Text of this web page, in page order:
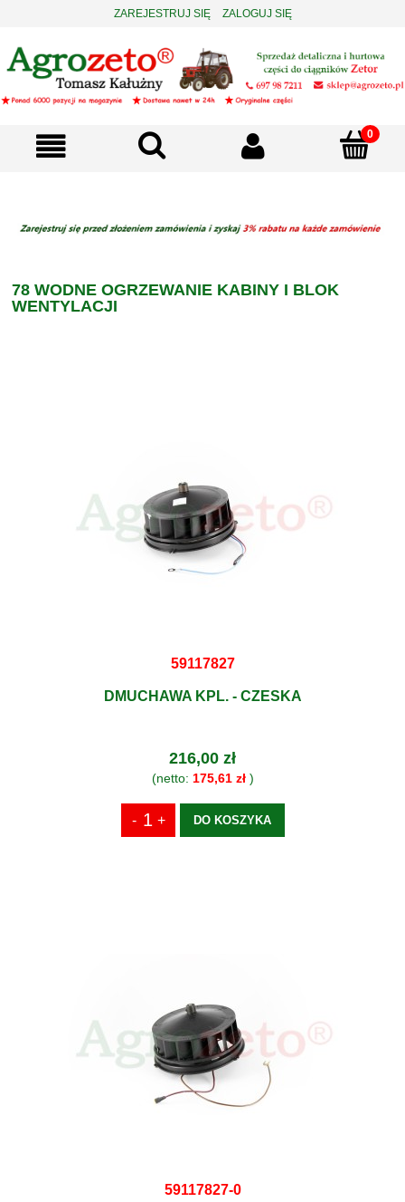
ZAREJESTRUJ SIĘ ZALOGUJ SIĘ
78 WODNE OGRZEWANIE KABINY I BLOK
WENTYLACJI
59117827
DMUCHAWA KPL. - CZESKA
216,00 zł
(netto: 175,61 zł)
DO KOSZYKA
59117827-0